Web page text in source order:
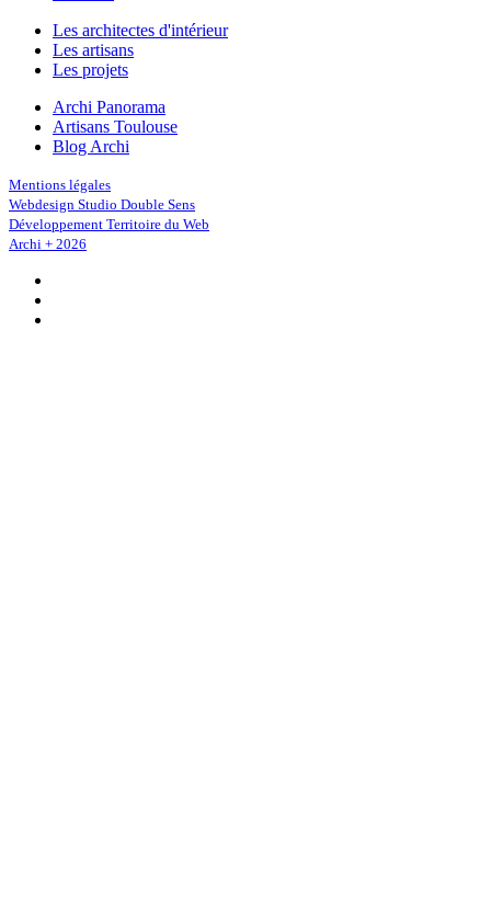
Les architectes d'intérieur
Les artisans
Les projets
Archi Panorama
Artisans Toulouse
Blog Archi
Mentions légales
Webdesign Studio Double Sens
Développement Territoire du Web
Archi + 2026